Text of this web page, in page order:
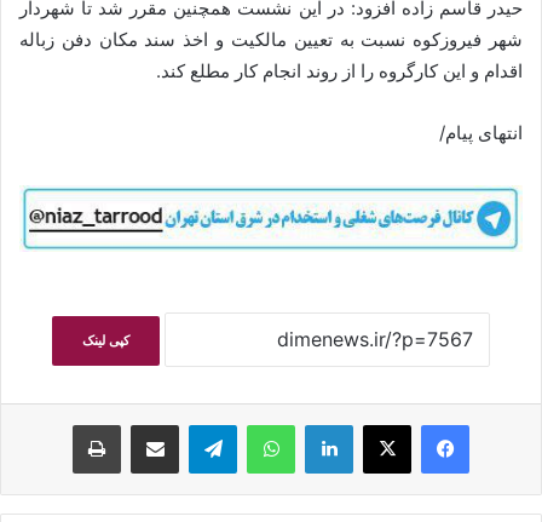
حیدر قاسم زاده افزود: در این نشست همچنین مقرر شد تا شهردار
شهر فیروزکوه نسبت به تعیین مالکیت و اخذ سند مکان دفن زباله
اقدام و این کارگروه را از روند انجام کار مطلع کند.
انتهای پیام/
کپی لینک
فیسبوکایکس لینکداین واتس آپ تلگرام اشتراک گذاری با ایمیل چاپ